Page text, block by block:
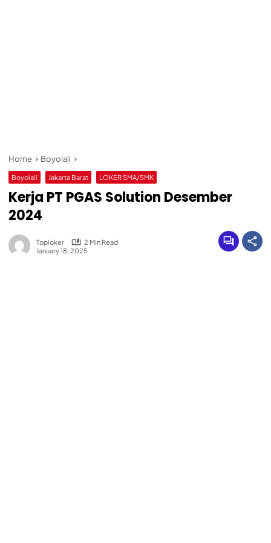
Home Boyolali
Boyolali Jakarta Barat LOKER SMA/SMK
Kerja PT PGAS Solution Desember
2024
Toploker
2 Min Read
January 18, 2025